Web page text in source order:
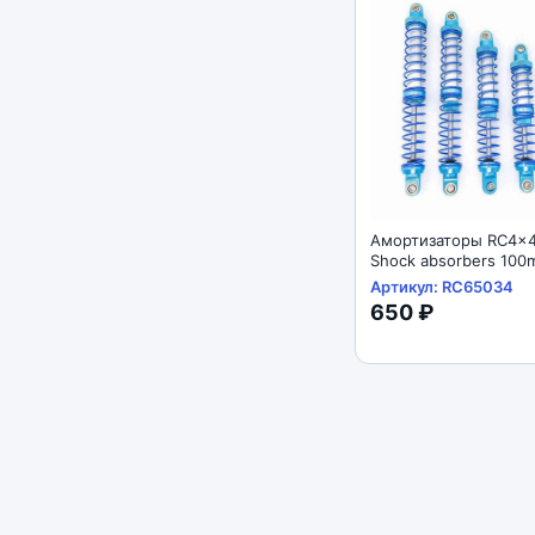
Амортизаторы
Shock absorbers 100mm
SCX10 D90 1/10
Артикул: RC65034
650 ₽